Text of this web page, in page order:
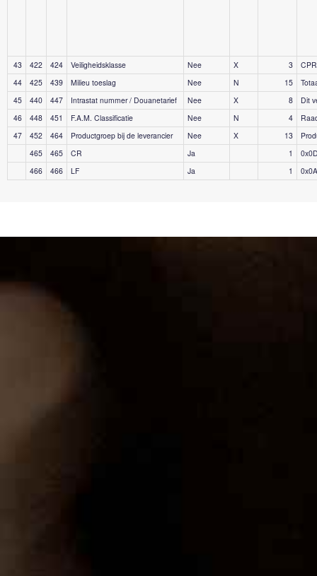
43 422 424 Veiligheidsklasse Nee X 3
44
425 439 Milieu toeslag Nee N 15
45
440 447 Intrastat nummer / Douanetarief Nee X 8
Dit
46
448 451 F.A.M. Classificatie Nee N 4
47
452 464 Productgroep bij de leverancier Nee X 13
465
465 CR Ja 1
466
466 LF Ja 1 0x0A